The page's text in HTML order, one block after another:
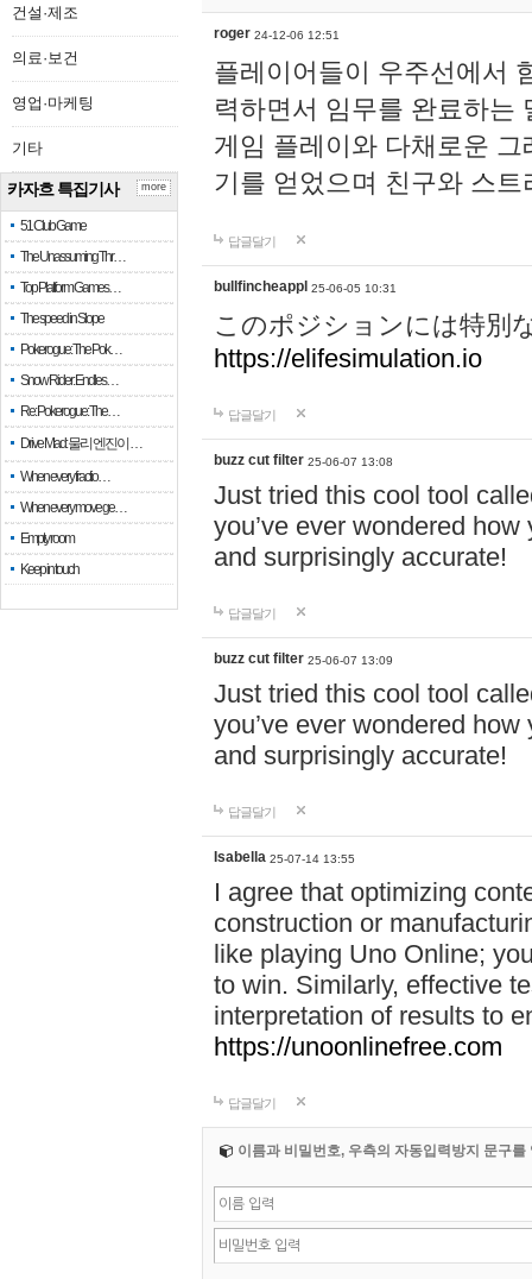
건설·제조
의료·보건
영업·마케팅
기타
카자흐 특집기사
51 Club Game
The Unassuming Thr…
Top Platform Games…
The speed in Slope
Pokerogue: The Pok…
Snow Rider: Endles…
Re: Pokerogue: The…
Drive Mad: 물리 엔진이 …
When every fractio…
When every move ge…
Empty room
Keep in touch
more
roger 24-12-06 12:51
플레이어들이 우주선에서
력하면서 임무를 완료하는
게임 플레이와 다채로운
기를 얻었으며 친구와 스
답글달기
bullfincheappl 25-06-05 10:31
このポジションには特別
https://elifesimulation.io
답글달기
buzz cut filter 25-06-07 13:08
Just tried this cool tool
you’ve ever wondered
and surprisingly accurate!
답글달기
buzz cut filter 25-06-07 13:09
Just tried this cool tool
you’ve ever wondered
and surprisingly accurate!
답글달기
Isabella 25-07-14 13:55
I agree that optimizing
construction or
like playing Uno Online;
to win. Similarly, effective
interpretation of results to
https://unoonlinefree.com
답글달기
이름과 비밀번호, 우측의 자동입력방지 문구를